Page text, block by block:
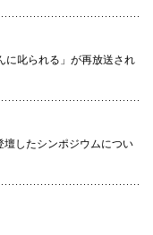
に叱られる」が再放送され
壇したシンポジウムについ